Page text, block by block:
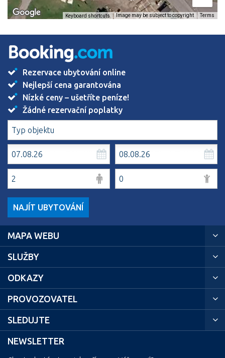
Keyboard shortcuts Image may be subject to copyright Terms
Rezervace ubytování online
Nejlepší cena garantována
Nízké ceny – ušetříte peníze!
Žádné rezervační poplatky
NAJÍT UBYTOVÁNÍ
MAPA WEBU
SLUŽBY
ODKAZY
PROVOZOVATEL
SLEDUJTE
NEWSLETTER